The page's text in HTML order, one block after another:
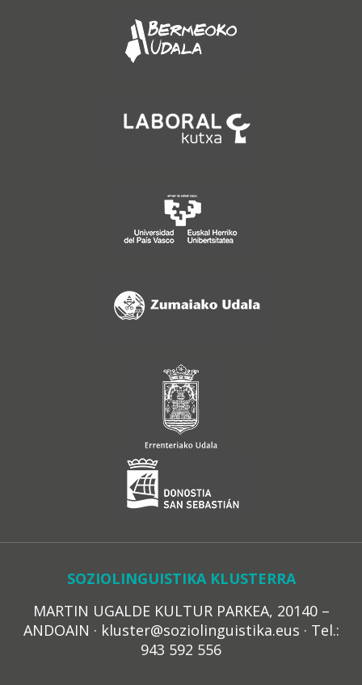
SOZIOLINGUISTIKA KLUSTERRA
MARTIN UGALDE KULTUR PARKEA, 20140 –
ANDOAIN · kluster@soziolinguistika.eus · Tel.:
943 592 556